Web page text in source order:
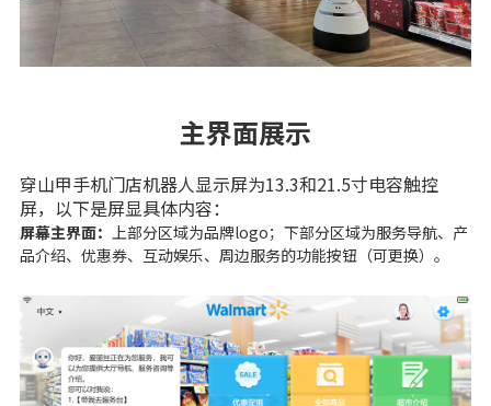
主界面展示
穿山甲手机门店机器人显示屏为13.3和21.5寸电容触控
屏，以下是屏显具体内容：
屏幕主界面：
上部分区域为品牌logo；下部分区域为服务导航、产
品介绍、优惠券、互动娱乐、周边服务的功能按钮（可更换）。